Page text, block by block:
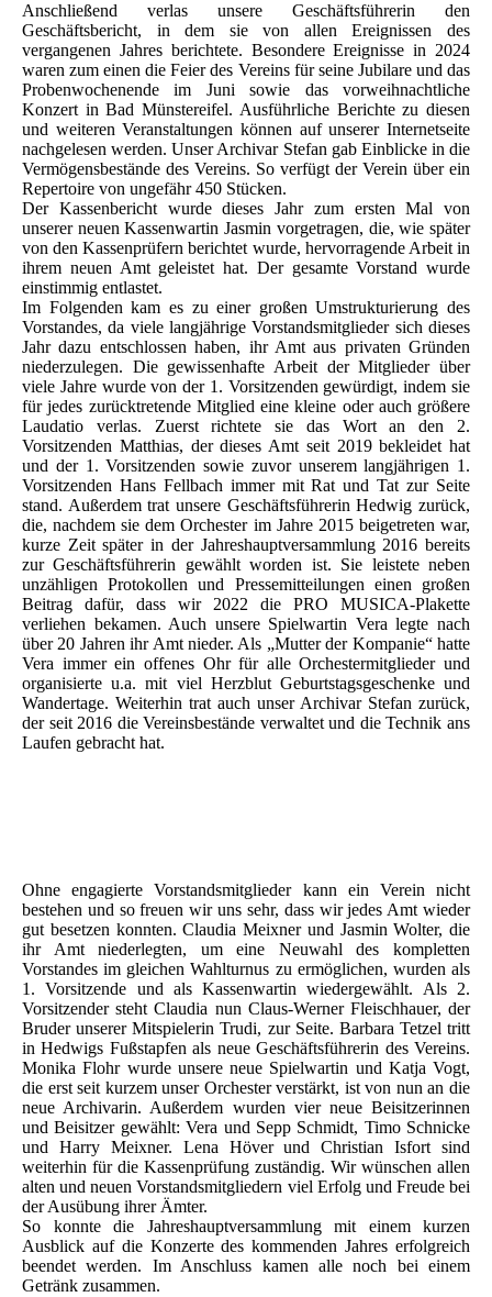
Anschließend verlas unsere Geschäftsführerin den
Geschäftsbericht, in dem sie von allen Ereignissen des
vergangenen Jahres berichtete. Besondere Ereignisse in 2024
waren zum einen die Feier des Vereins für seine Jubilare und das
Probenwochenende im Juni sowie das vorweihnachtliche
Konzert in Bad Münstereifel. Ausführliche Berichte zu diesen
und weiteren Veranstaltungen können auf unserer Internetseite
nachgelesen werden. Unser Archivar Stefan gab Einblicke in die
Vermögensbestände des Vereins. So verfügt der Verein über ein
Repertoire von ungefähr 450 Stücken.
Der Kassenbericht wurde dieses Jahr zum ersten Mal von
unserer neuen Kassenwartin Jasmin vorgetragen, die, wie später
von den Kassenprüfern berichtet wurde, hervorragende Arbeit in
ihrem neuen Amt geleistet hat. Der gesamte Vorstand wurde
einstimmig entlastet.
Im Folgenden kam es zu einer großen Umstrukturierung des
Vorstandes, da viele langjährige Vorstandsmitglieder sich dieses
Jahr dazu entschlossen haben, ihr Amt aus privaten Gründen
niederzulegen. Die gewissenhafte Arbeit der Mitglieder über
viele Jahre wurde von der 1. Vorsitzenden gewürdigt, indem sie
für jedes zurücktretende Mitglied eine kleine oder auch größere
Laudatio verlas. Zuerst richtete sie das Wort an den 2.
Vorsitzenden Matthias, der dieses Amt seit 2019 bekleidet hat
und der 1. Vorsitzenden sowie zuvor unserem langjährigen 1.
Vorsitzenden Hans Fellbach immer mit Rat und Tat zur Seite
stand. Außerdem trat unsere Geschäftsführerin Hedwig zurück,
die, nachdem sie dem Orchester im Jahre 2015 beigetreten war,
kurze Zeit später in der Jahreshauptversammlung 2016 bereits
zur Geschäftsführerin gewählt worden ist. Sie leistete neben
unzähligen Protokollen und Pressemitteilungen einen großen
Beitrag dafür, dass wir 2022 die PRO MUSICA-Plakette
verliehen bekamen. Auch unsere Spielwartin Vera legte nach
über 20 Jahren ihr Amt nieder. Als „Mutter der Kompanie“ hatte
Vera immer ein offenes Ohr für alle Orchestermitglieder und
organisierte u.a. mit viel Herzblut Geburtstagsgeschenke und
Wandertage. Weiterhin trat auch unser Archivar Stefan zurück,
der seit 2016 die Vereinsbestände verwaltet und die Technik ans
Laufen gebracht hat.
Ohne engagierte Vorstandsmitglieder kann ein Verein nicht
bestehen und so freuen wir uns sehr, dass wir jedes Amt wieder
gut besetzen konnten. Claudia Meixner und Jasmin Wolter, die
ihr Amt niederlegten, um eine Neuwahl des kompletten
Vorstandes im gleichen Wahlturnus zu ermöglichen, wurden als
1. Vorsitzende und als Kassenwartin wiedergewählt. Als 2.
Vorsitzender steht Claudia nun Claus-Werner Fleischhauer, der
Bruder unserer Mitspielerin Trudi, zur Seite. Barbara Tetzel tritt
in Hedwigs Fußstapfen als neue Geschäftsführerin des Vereins.
Monika Flohr wurde unsere neue Spielwartin und Katja Vogt,
die erst seit kurzem unser Orchester verstärkt, ist von nun an die
neue Archivarin. Außerdem wurden vier neue Beisitzerinnen
und Beisitzer gewählt: Vera und Sepp Schmidt, Timo Schnicke
und Harry Meixner. Lena Höver und Christian Isfort sind
weiterhin für die Kassenprüfung zuständig. Wir wünschen allen
alten und neuen Vorstandsmitgliedern viel Erfolg und Freude bei
der Ausübung ihrer Ämter.
So konnte die Jahreshauptversammlung mit einem kurzen
Ausblick auf die Konzerte des kommenden Jahres erfolgreich
beendet werden. Im Anschluss kamen alle noch bei einem
Getränk zusammen.